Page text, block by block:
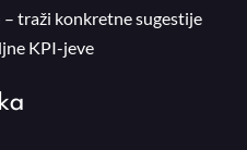
– traži konkretne sugestije
KPI-jeve